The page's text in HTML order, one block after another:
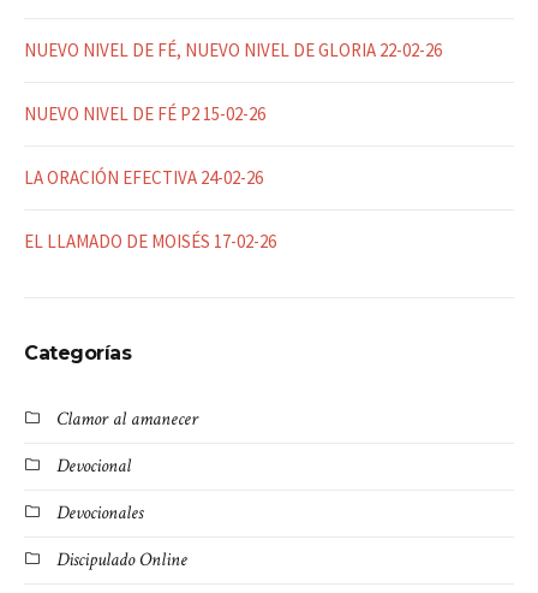
NUEVO NIVEL DE FÉ, NUEVO NIVEL DE GLORIA 22-02-26
NUEVO NIVEL DE FÉ P2 15-02-26
LA ORACIÓN EFECTIVA 24-02-26
EL LLAMADO DE MOISÉS 17-02-26
Categorías
Clamor al amanecer
Devocional
Devocionales
Discipulado Online